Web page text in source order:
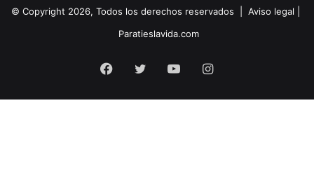
© Copyright 2026, Todos los derechos reservados | Aviso legal
Paratieslavida.com
Facebook
Twitter YouTubeInstagram